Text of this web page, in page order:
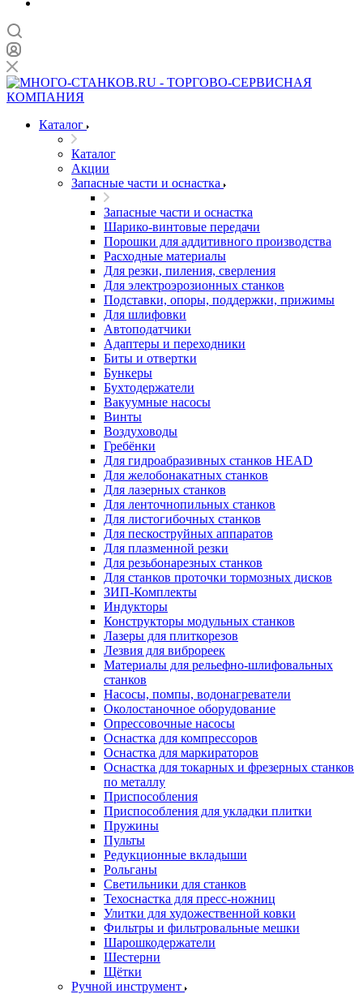
Каталог
Каталог
Акции
Запасные части и оснастка
Запасные части и оснастка
Шарико-винтовые передачи
Порошки для аддитивного производства
Расходные материалы
Для резки, пиления, сверления
Для электроэрозионных станков
Подставки, опоры, поддержки, прижимы
Для шлифовки
Автоподатчики
Адаптеры и переходники
Биты и отвертки
Бункеры
Бухтодержатели
Вакуумные насосы
Винты
Воздуховоды
Гребёнки
Для гидроабразивных станков HEAD
Для желобонакатных станков
Для лазерных станков
Для ленточнопильных станков
Для листогибочных станков
Для пескоструйных аппаратов
Для плазменной резки
Для резьбонарезных станков
Для станков проточки тормозных дисков
ЗИП-Комплекты
Индукторы
Конструкторы модульных станков
Лазеры для плиткорезов
Лезвия для виброреек
Материалы для рельефно-шлифовальных
станков
Насосы, помпы, водонагреватели
Околостаночное оборудование
Опрессовочные насосы
Оснастка для компрессоров
Оснастка для маркираторов
Оснастка для токарных и фрезерных станков
по металлу
Приспособления
Приспособления для укладки плитки
Пружины
Пульты
Редукционные вкладыши
Рольганы
Светильники для станков
Техоснастка для пресс-ножниц
Улитки для художественной ковки
Фильтры и фильтровальные мешки
Шарошкодержатели
Шестерни
Щётки
Ручной инструмент